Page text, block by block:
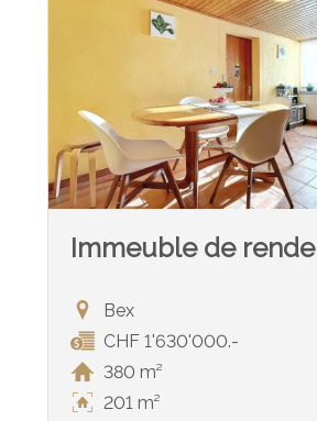
Immeuble de
Bex
CHF 1'630'000.-
380 m²
201 m²